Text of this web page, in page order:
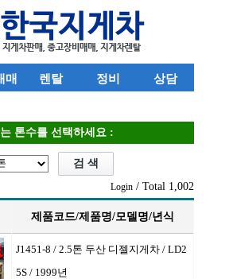
매 렌탈 정비 상담
톤수를 선택하세요 :
Login / Total 1,002
제품코드/제품명/모델명/년식
J1451-8 / 2.5톤 두산 디젤지게차 / LD2
5S / 1999년